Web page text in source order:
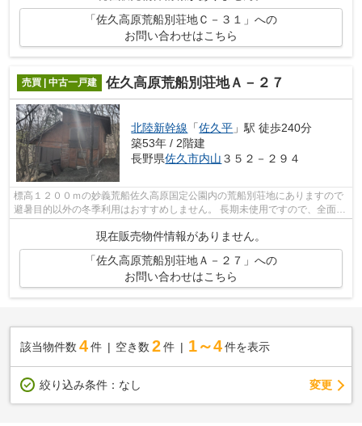
「佐久高原荒船別荘地Ｃ－３１」への
お問い合わせはこちら
売買 | 中古一戸建 佐久高原荒船別荘地Ａ－２７
北陸新幹線 「佐久平 」駅 徒歩240分
築53年 / 2階建
長野県佐久市内山 ３５２－２９４
標高１２００ｍの妙義荒船佐久高原国定公園内の荒船別荘地にありますので
避暑目的以外の冬季利用はおすすめしません。 長期未使用ですので、全面リ
現在販売物件情報がありません。
「佐久高原荒船別荘地Ａ－２７」への
お問い合わせはこちら
該当物件数 4件 空き数 2 件 1～4 件を表示
絞り込み条件： なし 変更